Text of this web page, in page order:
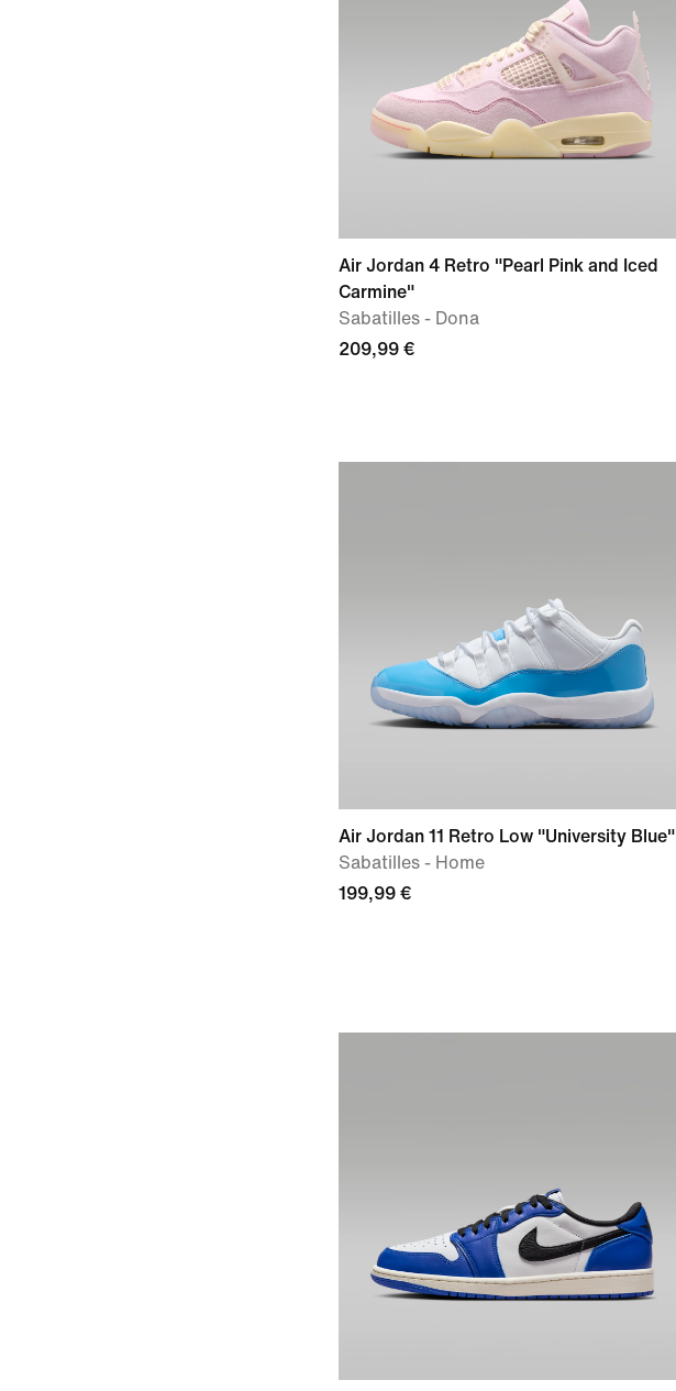
Air Jordan 4 Retro "Pearl Pink and Iced
Carmine"
Sabatilles - Dona
209,99 €
Air Jordan 11 Retro Low "University Blue"
Sabatilles - Home
199,99 €